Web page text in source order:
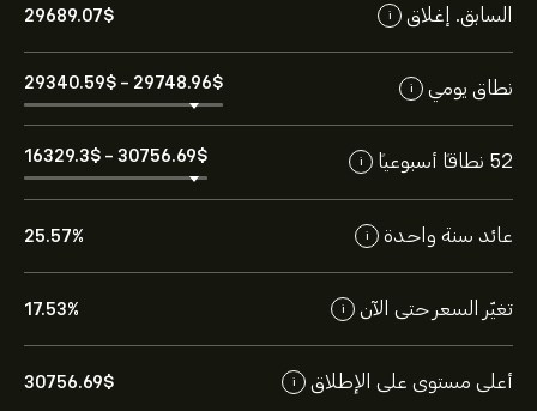
السابق. إغلاق i
29689.07‎$‎
نطاق يومي i
29340.59‎$‎ - 29748.96‎$‎
52 نطاقاً أسبوعياً i
16329.3‎$‎ - 30756.69‎$‎
عائد سنة واحدة i
25.57%
تغيّر السعر حتى الآن i
17.53%
أعلى مستوى على الإطلاق i
30756.69‎$‎